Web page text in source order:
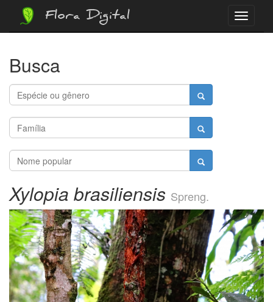
Menu
Flora Digital
Busca
Xylopia brasiliensis Spreng.